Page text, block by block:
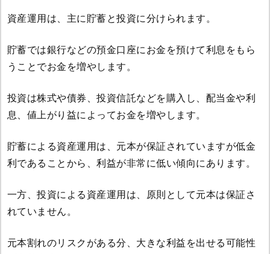
資産運用は、主に貯蓄と投資に分けられます。
貯蓄では銀行などの預金口座にお金を預けて利息をもら
うことでお金を増やします。
投資は株式や債券、投資信託などを購入し、配当金や利
息、値上がり益によってお金を増やします。
貯蓄による資産運用は、元本が保証されていますが低金
利であることから、利益が非常に低い傾向にあります。
一方、投資による資産運用は、原則として元本は保証さ
れていません。
元本割れのリスクがある分、大きな利益を出せる可能性